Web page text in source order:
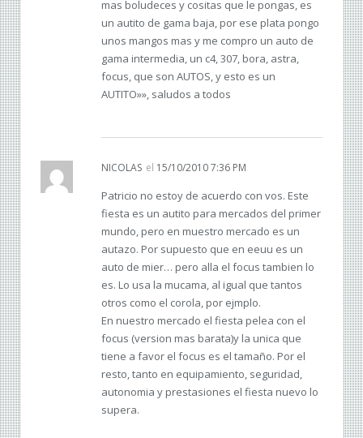
mas boludeces y cositas que le pongas, es
un autito de gama baja, por ese plata pongo
unos mangos mas y me compro un auto de
gama intermedia, un c4, 307, bora, astra,
focus, que son AUTOS, y esto es un
AUTITO»», saludos a todos
NICOLAS el 15/10/2010 7:36 PM
Patricio no estoy de acuerdo con vos. Este
fiesta es un autito para mercados del primer
mundo, pero en muestro mercado es un
autazo. Por supuesto que en eeuu es un
auto de mier… pero alla el focus tambien lo
es. Lo usa la mucama, al igual que tantos
otros como el corola, por ejmplo.
En nuestro mercado el fiesta pelea con el
focus (version mas barata)y la unica que
tiene a favor el focus es el tamaño. Por el
resto, tanto en equipamiento, seguridad,
autonomia y prestasiones el fiesta nuevo lo
supera.